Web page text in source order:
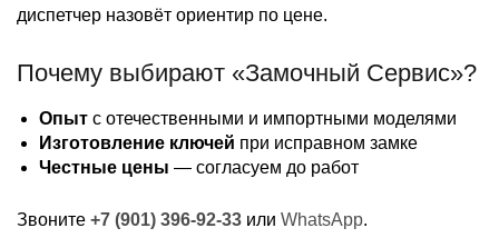
диспетчер назовёт ориентир по цене.
Почему выбирают «Замочный Сервис»?
Опыт с отечественными и импортными моделями
Изготовление ключей при исправном замке
Честные цены — согласуем до работ
Звоните +7 (901) 396-92-33 или WhatsApp.